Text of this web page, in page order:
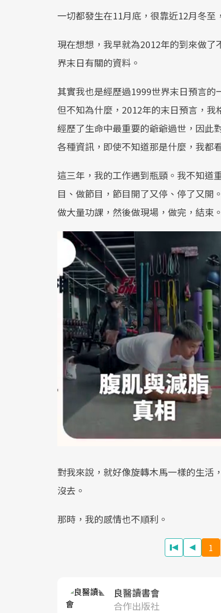
一切都發生在11月底，很靠近12月冬至
現在想想，我早就為2012年的到來做
界末日有關的資料。
其實我也是經歷過1999世界末日預言的
但不知為什麼，2012年的末日預言，
經歷了生命中最重要的爺爺過世，因此
各種資訊，即使不知道那是什麼，我都
這三年，我的工作遇到瓶頸。我不知道
目、做節目，節目開了又停、停了又開
做大量功課，然後做現場，做完，結束
對我來說，就好像旋轉木馬一樣的生
沒去。
那時，我的感情也不順利。
1
良醫讀書會
合作出版社